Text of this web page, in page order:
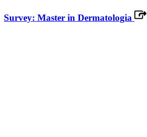
Survey: Master in Dermatologia